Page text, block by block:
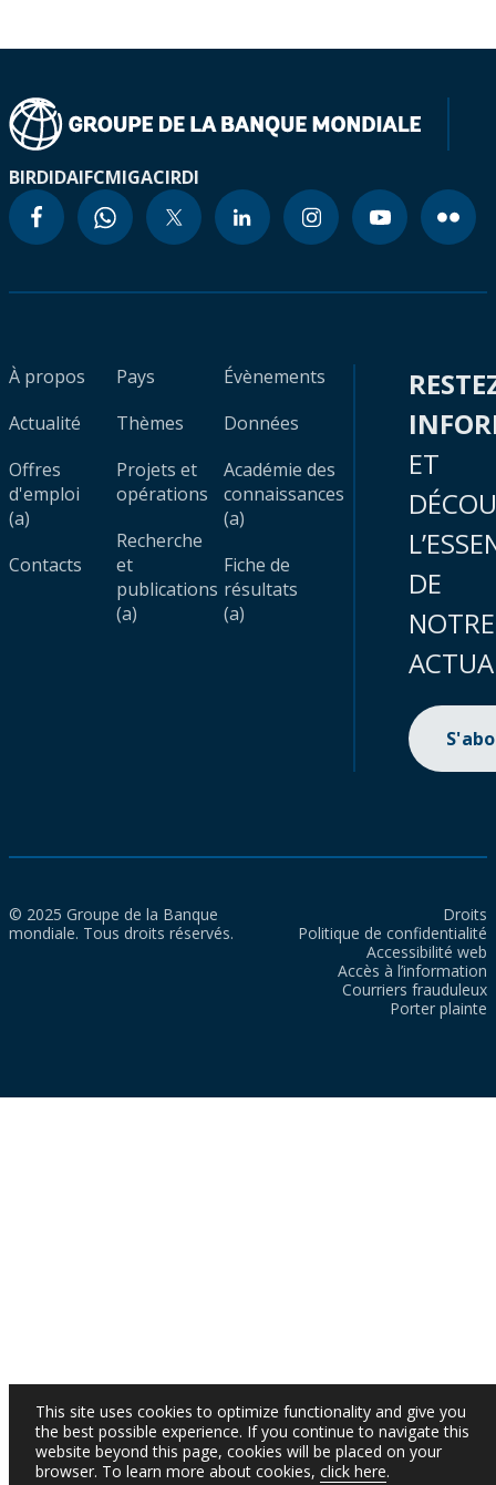
BIRDIDAIFCMIGACIRDI
À propos
Actualité
Offres
d'emploi
(a)
Contacts
Pays
Thèmes
Projets et
opérations
Recherche
et
publications
(a)
Évènements
Données
Académie des
connaissances
(a)
Fiche de
résultats
(a)
ET
DE
NOTRE
© 2025 Groupe de la Banque
mondiale. Tous droits réservés.
Droits
Politique de confidentialité
Accessibilité web
Accès à l’information
Courriers frauduleux
Porter plainte
This site uses cookies to optimize functionality and give you
the best possible experience. If you continue to navigate this
website beyond this page, cookies will be placed on your
browser. To learn more about cookies, click here.